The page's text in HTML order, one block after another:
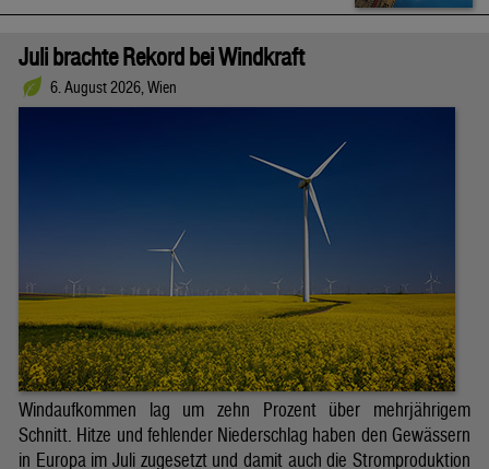
Juli brachte Rekord bei Windkraft
6. August 2026, Wien
Windaufkommen lag um zehn Prozent über mehrjährigem
Schnitt. Hitze und fehlender Niederschlag haben den Gewässern
in Europa im Juli zugesetzt und damit auch die Stromproduktion